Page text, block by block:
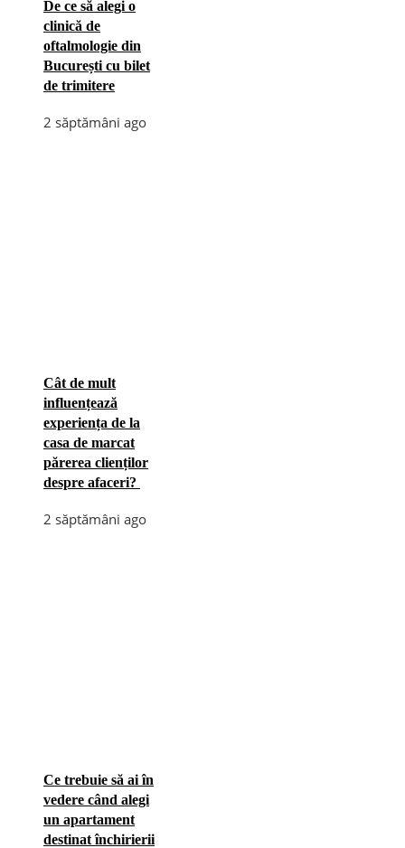
De ce să alegi o
clinică de
oftalmologie din
București cu bilet
de trimitere
2 săptămâni ago
Cât de mult
influențează
experiența de la
casa de marcat
părerea clienților
despre afaceri?
2 săptămâni ago
Ce trebuie să ai în
vedere când alegi
un apartament
destinat închirierii